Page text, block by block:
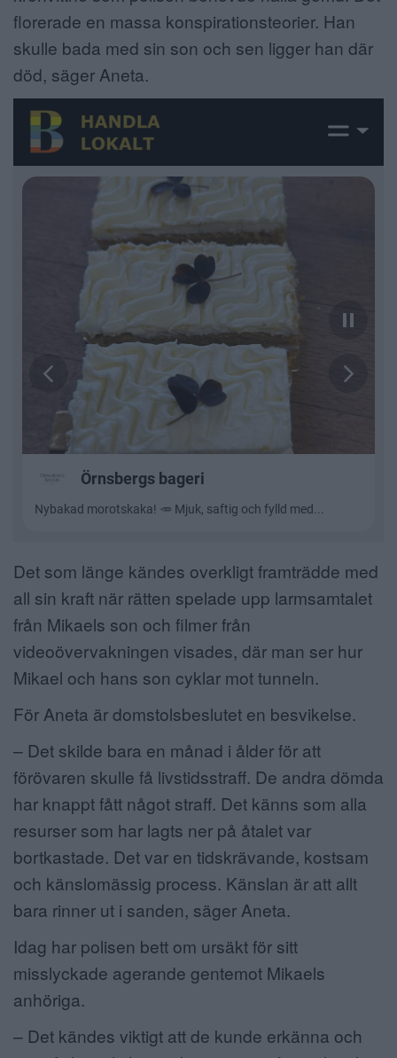
florerade en massa konspirationsteorier. Han
skulle bada med sin son och sen ligger han där
död, säger Aneta.
Det som länge kändes overkligt framträdde med
all sin kraft när rätten spelade upp larmsamtalet
från Mikaels son och filmer från
videoövervakningen visades, där man ser hur
Mikael och hans son cyklar mot tunneln.
För Aneta är domstolsbeslutet en besvikelse.
– Det skilde bara en månad i ålder för att
förövaren skulle få livstidsstraff. De andra dömda
har knappt fått något straff. Det känns som alla
resurser som har lagts ner på åtalet var
bortkastade. Det var en tidskrävande, kostsam
och känslomässig process. Känslan är att allt
bara rinner ut i sanden, säger Aneta.
Idag har polisen bett om ursäkt för sitt
misslyckade agerande gentemot Mikaels
anhöriga.
– Det kändes viktigt att de kunde erkänna och